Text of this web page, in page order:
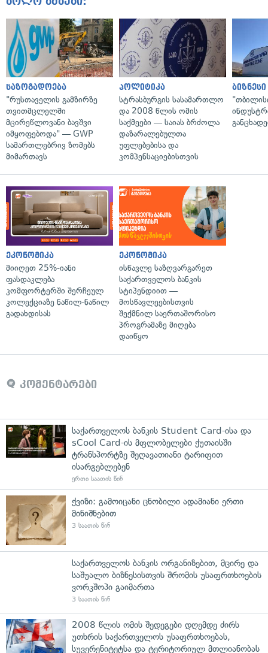
საზოგადოება
"რუსთაველის გამზირზე
თვითმცლელში
მცირეწლოვანი ბავშვი
იმყოფებოდა" — GWP
სამართლებრივ ზომებს
მიმართავს
პოლიტიკა
სტრასბურგის სასამართლო
და 2008 წლის ომის
საქმეები — საიას ბრძოლა
დაზარალებულთა
უფლებებისა და
კომპენსაციებისთვის
ბიზნესი
ეკონომიკა
მიიღეთ 25%-იანი
ფასდაკლება
კომფორტერში შერჩეულ
კოლექციაზე ნაწილ-ნაწილ
გადახდისას
ეკონომიკა
ისწავლე საზღვარგარეთ
საქართველოს ბანკის
სტიპენდიით —
მოსწავლეებისთვის
შექმნილ საერთაშორისო
პროგრამაზე მიღება
დაიწყო
კომენტარები
საქართველოს ბანკის Student Card-ისა და
sCool Card-ის მფლობელები ქუთაისში
ტრანსპორტზე შეღავათიანი ტარიფით
ისარგებლებენ
ერთი საათის წინ
ქვიზი: გამოიცანი ცნობილი ადამიანი ერთი
მინიშნებით
3 საათის წინ
საქართველოს ბანკის ორგანიზებით, მცირე და
საშუალო ბიზნესისთვის შრომის უსაფრთხოების
ვორკშოპი გაიმართა
3 საათის წინ
2008 წლის ომის შედეგები დღემდე ძირს
უთხრის საქართველოს უსაფრთხოებას,
სუვერენიტეტსა და ტერიტორიულ მთლიანობას